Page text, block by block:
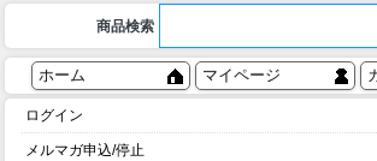
商品検索
ホーム マイページ
ログイン
メルマガ申込/停止